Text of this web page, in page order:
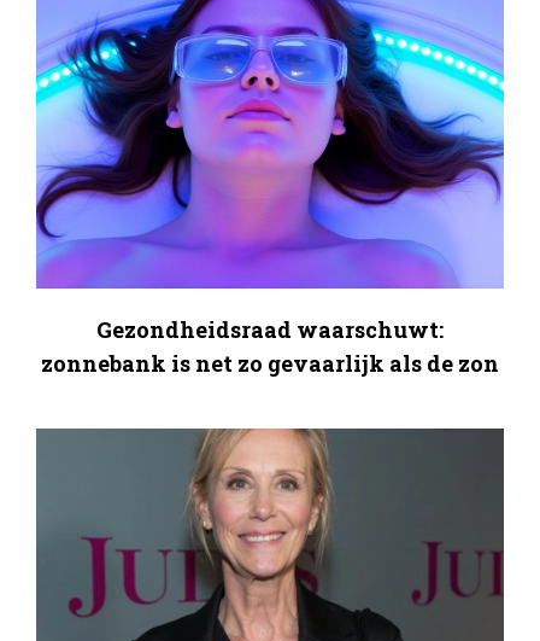
Gezondheidsraad waarschuwt:
zonnebank is net zo gevaarlijk als de zon